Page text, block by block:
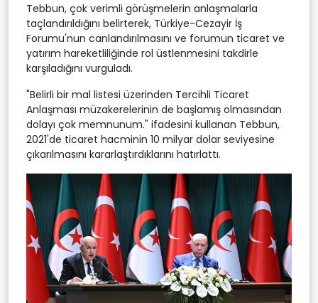
Tebbun, çok verimli görüşmelerin anlaşmalarla
taçlandırıldığını belirterek, Türkiye-Cezayir İş
Forumu'nun canlandırılmasını ve forumun ticaret ve
yatırım hareketliliğinde rol üstlenmesini takdirle
karşıladığını vurguladı.
"Belirli bir mal listesi üzerinden Tercihli Ticaret
Anlaşması müzakerelerinin de başlamış olmasından
dolayı çok memnunum." ifadesini kullanan Tebbun,
2021'de ticaret hacminin 10 milyar dolar seviyesine
çıkarılmasını kararlaştırdıklarını hatırlattı.